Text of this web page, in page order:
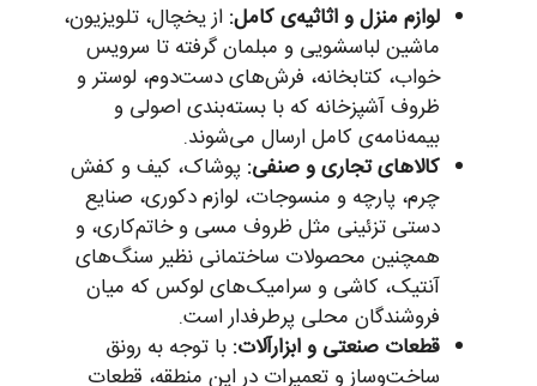
لوازم منزل و اثاثیه‌ی کامل: از یخچال، تلویزیون،
ماشین لباسشویی و مبلمان گرفته تا سرویس
خواب، کتابخانه، فرش‌های دست‌دوم، لوستر و
ظروف آشپزخانه که با بسته‌بندی اصولی و
بیمه‌نامه‌ی کامل ارسال می‌شوند.
کالاهای تجاری و صنفی: پوشاک، کیف و کفش
چرم، پارچه و منسوجات، لوازم دکوری، صنایع
دستی تزئینی مثل ظروف مسی و خاتم‌کاری، و
همچنین محصولات ساختمانی نظیر سنگ‌های
آنتیک، کاشی و سرامیک‌های لوکس که میان
فروشندگان محلی پرطرفدار است.
قطعات صنعتی و ابزارآلات: با توجه به رونق
ساخت‌وساز و تعمیرات در این منطقه، قطعات